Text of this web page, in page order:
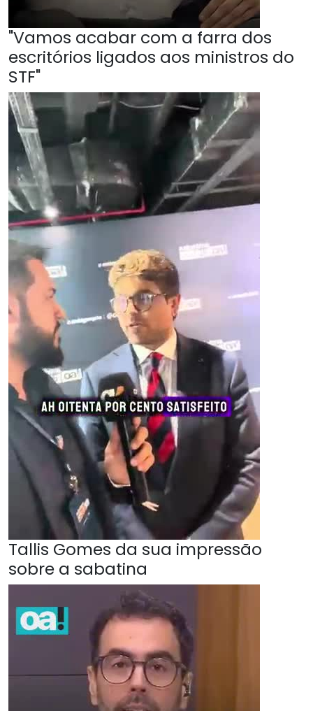
"Vamos acabar com a farra dos
escritórios ligados aos ministros do
STF"
Tallis Gomes da sua impressão
sobre a sabatina